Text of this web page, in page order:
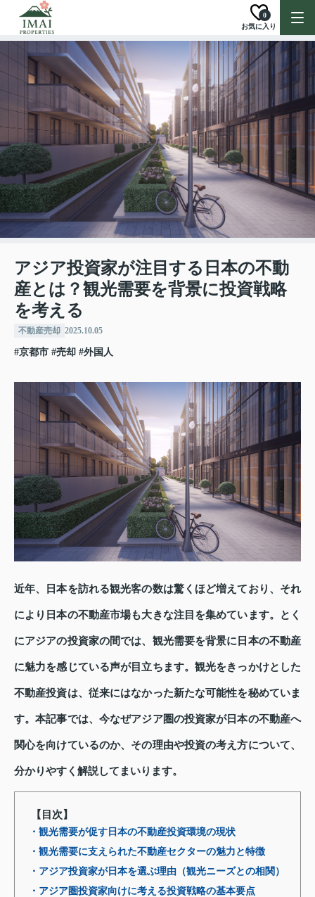
お気に入り
0
アジア投資家が注目する日本の不動
産とは？観光需要を背景に投資戦略
を考える
不動産売却 2025.10.05
#京都市 #売却 #外国人
近年、日本を訪れる観光客の数は驚くほど増えており、それ
により日本の不動産市場も大きな注目を集めています。とく
にアジアの投資家の間では、観光需要を背景に日本の不動産
に魅力を感じている声が目立ちます。観光をきっかけとした
不動産投資は、従来にはなかった新たな可能性を秘めていま
す。本記事では、今なぜアジア圏の投資家が日本の不動産へ
関心を向けているのか、その理由や投資の考え方について、
分かりやすく解説してまいります。
【目次】
・観光需要が促す日本の不動産投資環境の現状
・観光需要に支えられた不動産セクターの魅力と特徴
・アジア投資家が日本を選ぶ理由（観光ニーズとの相関）
・アジア圏投資家向けに考える投資戦略の基本要点